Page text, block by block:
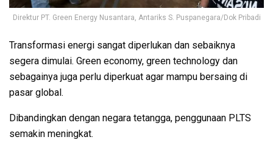
Direktur PT. Green Energy Nusantara, Antariks S. Puspanegara/Dok Pribadi
Transformasi energi sangat diperlukan dan sebaiknya
segera dimulai. Green economy, green technology dan
sebagainya juga perlu diperkuat agar mampu bersaing di
pasar global.
Dibandingkan dengan negara tetangga, penggunaan PLTS
semakin meningkat.